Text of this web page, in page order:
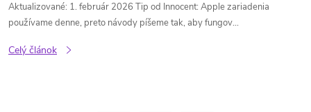
Aktualizované: 1. február 2026 Tip od Innocent: Apple zariadenia
používame denne, preto návody píšeme tak, aby fungov...
Celý článok